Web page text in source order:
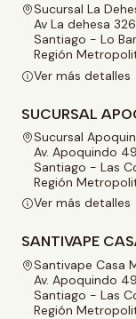
Sucursal La
Av La dehesa
Santiago - Lo
Región
Ver más detalles
SUCURSAL
Sucursal
Av. Apoquindo
Santiago - Las
Región
Ver más detalles
SANTIVAPE
Santivape Casa
Av. Apoquindo
Santiago - Las
Región